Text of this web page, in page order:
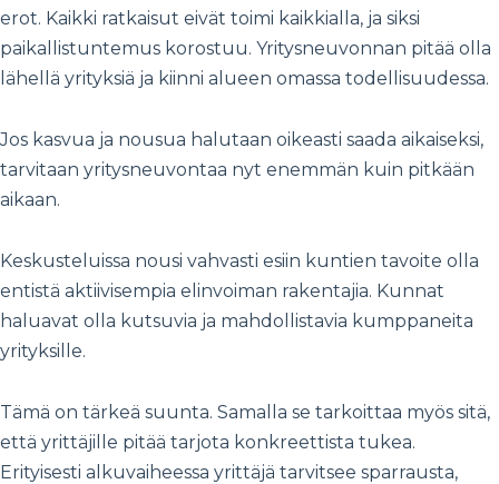
erot. Kaikki ratkaisut eivät toimi kaikkialla, ja siksi
paikallistuntemus korostuu. Yritysneuvonnan pitää olla
lähellä yrityksiä ja kiinni alueen omassa todellisuudessa.
Jos kasvua ja nousua halutaan oikeasti saada aikaiseksi,
tarvitaan yritysneuvontaa nyt enemmän kuin pitkään
aikaan.
Keskusteluissa nousi vahvasti esiin kuntien tavoite olla
entistä aktiivisempia elinvoiman rakentajia. Kunnat
haluavat olla kutsuvia ja mahdollistavia kumppaneita
yrityksille.
Tämä on tärkeä suunta. Samalla se tarkoittaa myös sitä,
että yrittäjille pitää tarjota konkreettista tukea.
Erityisesti alkuvaiheessa yrittäjä tarvitsee sparrausta,